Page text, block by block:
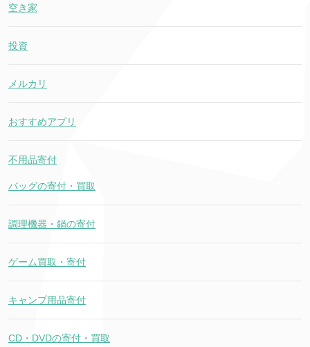
空き家
投資
メルカリ
おすすめアプリ
不用品寄付
バッグの寄付・買取
調理機器・鍋の寄付
ゲーム買取・寄付
キャンプ用品寄付
CD・DVDの寄付・買取